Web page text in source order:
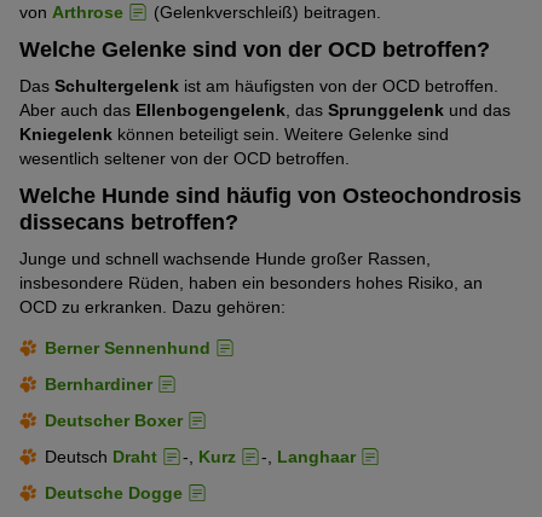
von Arthrose (Gelenkverschleiß) beitragen.
Welche Gelenke sind von der OCD betroffen?
Das Schultergelenk ist am häufigsten von der OCD betroffen.
Aber auch das Ellenbogengelenk , das Sprunggelenk und das
Kniegelenk können beteiligt sein. Weitere Gelenke sind
wesentlich seltener von der OCD betroffen.
Welche Hunde sind häufig von Osteochondrosis
dissecans betroffen?
Junge und schnell wachsende Hunde großer Rassen,
insbesondere Rüden, haben ein besonders hohes Risiko, an
OCD zu erkranken. Dazu gehören:
Berner Sennenhund
Bernhardiner
Deutscher Boxer
Deutsch Draht -, Kurz -, Langhaar
Deutsche Dogge